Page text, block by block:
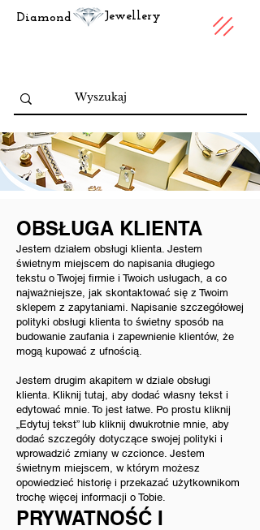
Diamond Jewellery
OBSŁUGA KLIENTA
Jestem działem obsługi klienta. Jestem
świetnym miejscem do napisania długiego
tekstu o Twojej firmie i Twoich usługach, a co
najważniejsze, jak skontaktować się z Twoim
sklepem z zapytaniami. Napisanie szczegółowej
polityki obsługi klienta to świetny sposób na
budowanie zaufania i zapewnienie klientów, że
mogą kupować z ufnością.
Jestem drugim akapitem w dziale obsługi
klienta. Kliknij tutaj, aby dodać własny tekst i
edytować mnie. To jest łatwe. Po prostu kliknij
„Edytuj tekst” lub kliknij dwukrotnie mnie, aby
dodać szczegóły dotyczące swojej polityki i
wprowadzić zmiany w czcionce. Jestem
świetnym miejscem, w którym możesz
opowiedzieć historię i przekazać użytkownikom
trochę więcej informacji o Tobie.
PRYWATNOŚĆ I